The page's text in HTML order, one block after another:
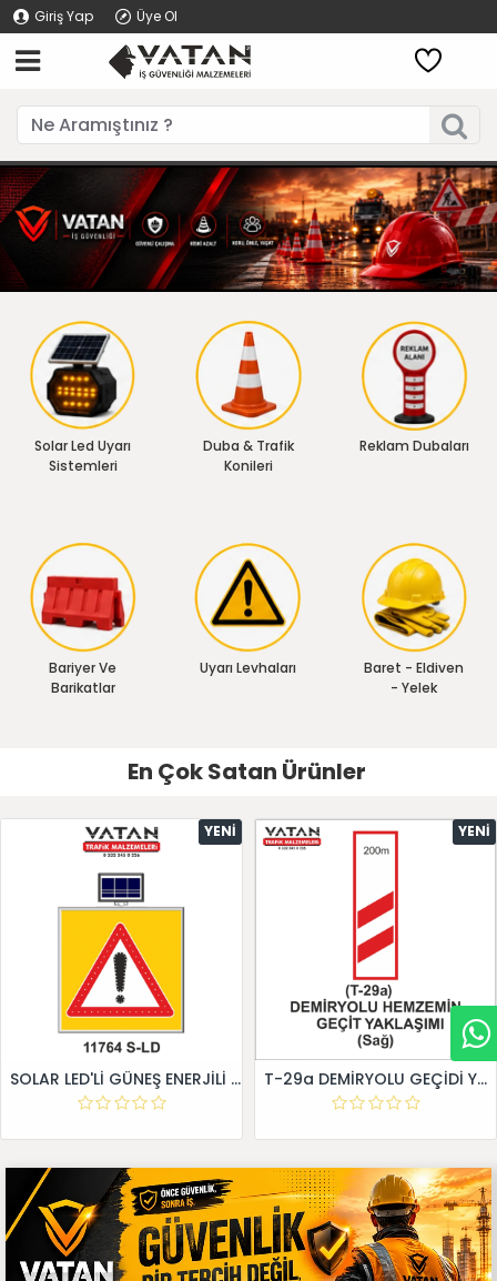
Giriş Yap Üye Ol
Solar Led Uyarı
Sistemleri
Duba & Trafik
Konileri
Reklam Dubaları
Bariyer Ve
Barikatlar
Uyarı Levhaları
Baret - Eldiven
- Yelek
En Çok Satan Ürünler
YENI
SOLAR LED'Lİ GÜNEŞ ENERJİLİ LEVHA
YENI
T-29a DEMİRYOLU GEÇİDİ YAKLAŞIM LEVHALARI (Sağ)